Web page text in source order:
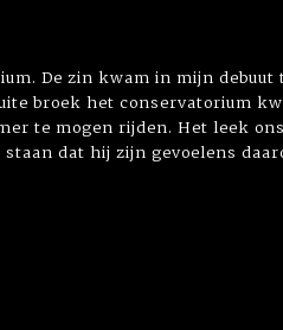
De zin kwam in mijn debuut
broek het conservatorium
te mogen rijden. Het leek
dat hij zijn gevoelens